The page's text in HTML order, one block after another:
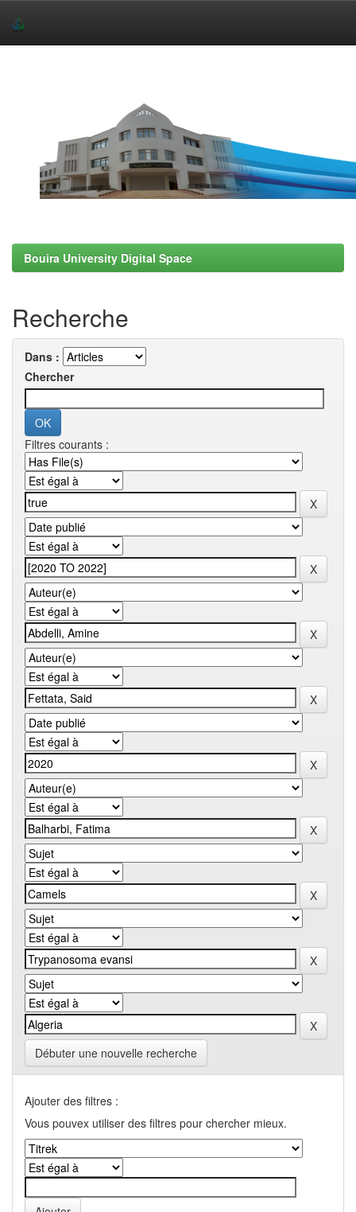
Bouira University Digital Space
Recherche
Dans :
Chercher
Filtres courants :
Débuter une nouvelle recherche
Ajouter des filtres :
Vous pouvex utiliser des filtres pour chercher mieux.